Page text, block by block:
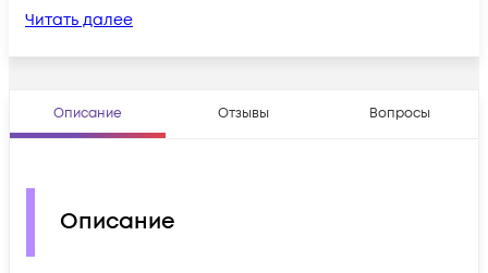
Читать далее
Описание Отзывы Вопросы
Описание